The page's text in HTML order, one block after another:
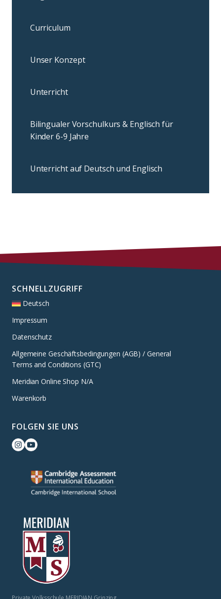
Curriculum
Unser Konzept
Unterricht
Bilingualer Vorschulkurs & Englisch für
Kinder 6-9 Jahre
Unterricht auf Deutsch und Englisch
SCHNELLZUGRIFF
Deutsch
Impressum
Datenschutz
Allgemeine Geschäftsbedingungen (AGB) / General
Terms and Conditions (GTC)
Meridian Online Shop N/A
Warenkorb
FOLGEN SIE UNS